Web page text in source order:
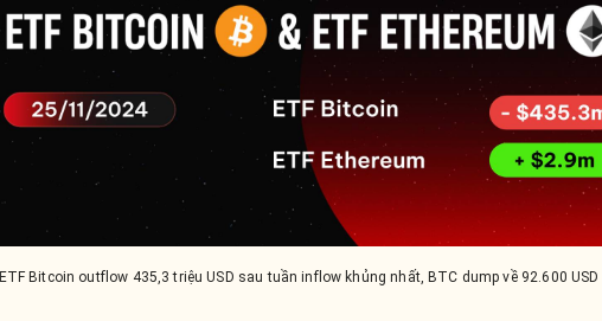
ETF Bitcoin outflow 435,3 triệu USD sau tuần inflow khủng nhất, BTC dump về 92.600 USD